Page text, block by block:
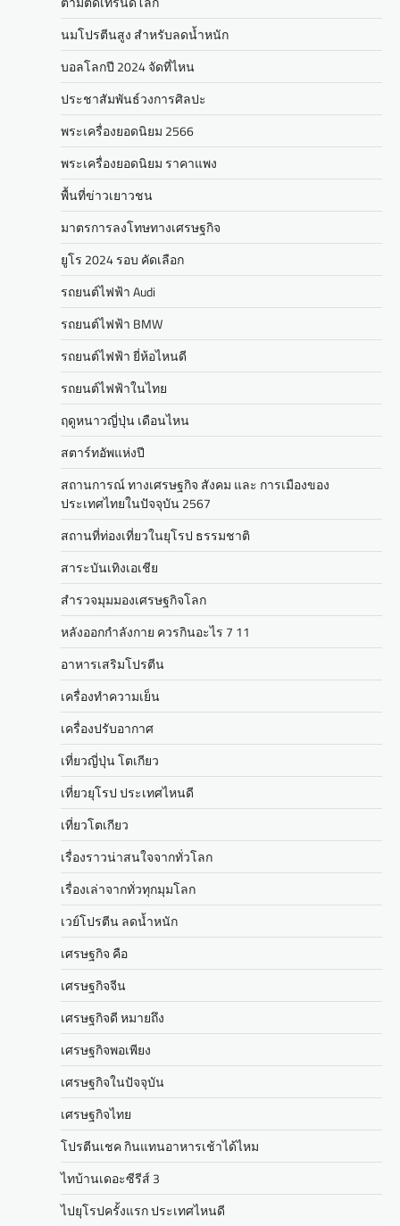
นมโปรตีนสูง สำหรับลดน้ำหนัก
บอลโลกปี 2024 จัดที่ไหน
ประชาสัมพันธ์วงการศิลปะ
พระเครื่องยอดนิยม 2566
พระเครื่องยอดนิยม ราคาแพง
พื้นที่ข่าวเยาวชน
มาตรการลงโทษทางเศรษฐกิจ
ยูโร 2024 รอบ คัดเลือก
รถยนต์ไฟฟ้า Audi
รถยนต์ไฟฟ้า BMW
รถยนต์ไฟฟ้า ยี่ห้อไหนดี
รถยนต์ไฟฟ้าในไทย
ฤดูหนาวญี่ปุ่น เดือนไหน
สตาร์ทอัพแห่งปี
สถานการณ์ ทางเศรษฐกิจ สังคม และ การเมืองของ
ประเทศไทยในปัจจุบัน 2567
สถานที่ท่องเที่ยวในยุโรป ธรรมชาติ
สาระบันเทิงเอเชีย
สำรวจมุมมองเศรษฐกิจโลก
หลังออกกําลังกาย ควรกินอะไร 7 11
อาหารเสริมโปรตีน
เครื่องทำความเย็น
เครื่องปรับอากาศ
เที่ยวญี่ปุ่น โตเกียว
เที่ยวยุโรป ประเทศไหนดี
เที่ยวโตเกียว
เรื่องราวน่าสนใจจากทั่วโลก
เรื่องเล่าจากทั่วทุกมุมโลก
เวย์โปรตีน ลดน้ำหนัก
เศรษฐกิจ คือ
เศรษฐกิจจีน
เศรษฐกิจดี หมายถึง
เศรษฐกิจพอเพียง
เศรษฐกิจในปัจจุบัน
เศรษฐกิจไทย
โปรตีนเชค กินแทนอาหารเช้าได้ไหม
ไทบ้านเดอะซีรีส์ 3
ไปยุโรปครั้งแรก ประเทศไหนดี